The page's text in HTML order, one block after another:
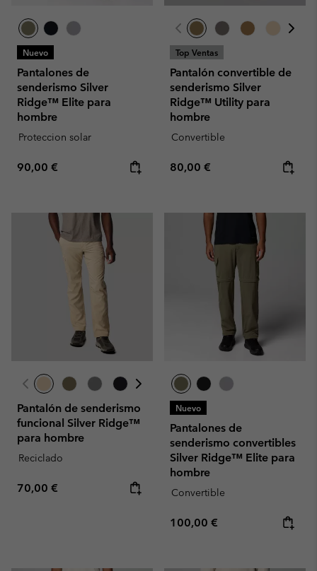
Nuevo
Pantalones de
senderismo Silver
Ridge™ Elite para
hombre
Proteccion solar
Regular price:
90,00 €
Top Ventas
Pantalón convertible de
senderismo Silver
Ridge™ Utility para
hombre
Convertible
Regular price:
80,00 €
Pantalón de senderismo
funcional Silver Ridge™
para hombre
Reciclado
Regular price:
70,00 €
Nuevo
Pantalones de
senderismo convertibles
Silver Ridge™ Elite para
hombre
Convertible
Regular price:
100,00 €